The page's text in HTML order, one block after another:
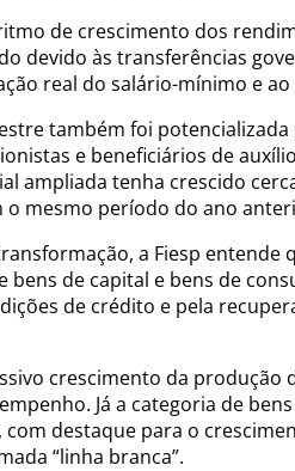
de crescimento dos
devido às transferências
real do salário-mínimo e
também foi
e beneficiários de
ampliada tenha crescido
mesmo período do ano
a Fiesp entende
de capital e bens de
de crédito e pela
crescimento da produção
Já a categoria de
destaque para o
“linha branca”.